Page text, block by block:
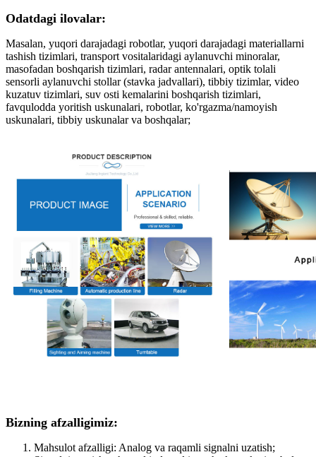
Odatdagi ilovalar:
Masalan, yuqori darajadagi robotlar, yuqori darajadagi materiallarni
tashish tizimlari, transport vositalaridagi aylanuvchi minoralar,
masofadan boshqarish tizimlari, radar antennalari, optik tolali
sensorli aylanuvchi stollar (stavka jadvallari), tibbiy tizimlar, video
kuzatuv tizimlari, suv osti kemalarini boshqarish tizimlari,
favqulodda yoritish uskunalari, robotlar, ko'rgazma/namoyish
uskunalari, tibbiy uskunalar va boshqalar;
Bizning afzalligimiz:
Mahsulot afzalligi: Analog va raqamli signalni uzatish;